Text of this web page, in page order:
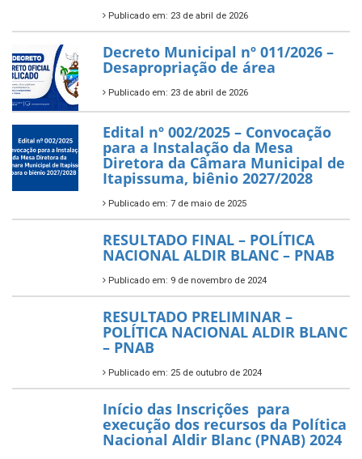
Publicado em: 23 de abril de 2026
Decreto Municipal nº 011/2026 –
Desapropriação de área
Publicado em: 23 de abril de 2026
Edital nº 002/2025 – Convocação
para a Instalação da Mesa
Diretora da Câmara Municipal de
Itapissuma, biênio 2027/2028
Publicado em: 7 de maio de 2025
RESULTADO FINAL – POLÍTICA
NACIONAL ALDIR BLANC – PNAB
Publicado em: 9 de novembro de 2024
RESULTADO PRELIMINAR –
POLÍTICA NACIONAL ALDIR BLANC
– PNAB
Publicado em: 25 de outubro de 2024
Início das Inscrições para
execução dos recursos da Política
Nacional Aldir Blanc (PNAB) 2024